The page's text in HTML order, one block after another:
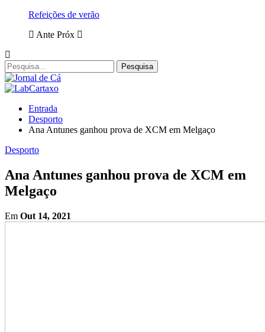
Refeições de verão
Ante Próx
Entrada
Desporto
Ana Antunes ganhou prova de XCM em Melgaço
Desporto
Ana Antunes ganhou prova de XCM em
Melgaço
Em Out 14, 2021